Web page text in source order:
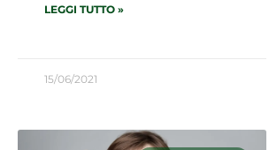
LEGGI TUTTO »
15/06/2021